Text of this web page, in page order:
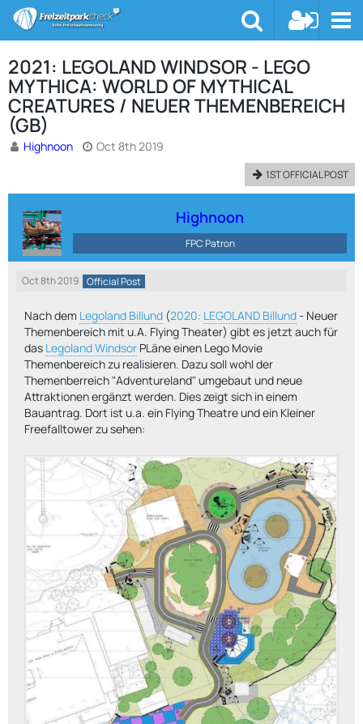
2021: LEGOLAND WINDSOR - LEGO
MYTHICA: WORLD OF MYTHICAL
CREATURES / NEUER THEMENBEREICH
(GB)
Highnoon Oct 8th 2019
1ST OFFICIAL POST
Highnoon
FPC Patron
Oct 8th 2019 Official Post
Nach dem Legoland Billund (2020: LEGOLAND Billund- Neuer
Themenbereich mit u.A. Flying Theater) gibt es jetzt auch für
das Legoland Windsor PLäne einen Lego Movie
Themenbereich zu realisieren. Dazu soll wohl der
Themenberreich "Adventureland" umgebaut und neue
Attraktionen ergänzt werden. Dies zeigt sich in einem
Bauantrag. Dort ist u.a. ein Flying Theatre und ein Kleiner
Freefalltower zu sehen: